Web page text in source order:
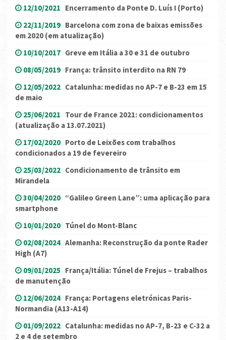
12/10/2021 Encerramento da Ponte D. Luís I (Porto)
22/11/2019 Barcelona com zona de baixas emissões
em 2020 (em atualização)
10/10/2017 Greve em Itália a 30 e 31 de outubro
08/05/2019 França: trânsito interdito na RN 79
12/05/2022 Catalunha: medidas no AP-7 e B-23 em 15
de maio
25/06/2021 Tour de France 2021: condicionamentos
(atualização a 13.07.2021)
17/02/2020 Porto de Leixões com trabalhos
condicionados a 19 de fevereiro
25/03/2022 Condicionamento de trânsito em
Mirandela
30/04/2020 “Galileo Green Lane”: uma aplicação para
smartphone
10/01/2020 Túnel do Mont-Blanc
02/08/2024 Alemanha: Reconstrução da ponte Rader
High (A7)
09/01/2025 França/Itália: Túnel de Frejus – trabalhos
de manutenção
12/06/2024 França: Portagens eletrónicas Paris-
Normandia (A13-A14)
01/09/2022 Catalunha: medidas no AP-7, B-23 e C-32 a
2 e 4 de setembro